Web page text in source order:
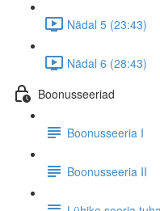
Nädal 5 (23:43)
Nädal 6 (28:43)
Boonusseeriad
Boonusseeria I
Boonusseeria II